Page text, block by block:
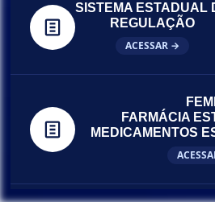
SISTEMA ESTADUAL
REGULAÇÃO
ACESSAR →
FARMÁCIA
MEDICAMENTOS